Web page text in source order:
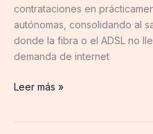
contrataciones en
autónomas, consolidando al
donde la fibra o el ADSL no
demanda de internet
Leer más »